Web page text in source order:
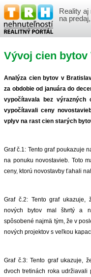
Reality aj
na
NEHNUTEĽNOSTI
BYTY
DOMY
NOVOSTAVBY
NEBYTOVÉ PRIESTORY
POZEMKY
VLOŽIŤ NEHNUTEĽNOSTI
MOJE REALITY
PRIHLÁSENIE
REGISTRÁCIA
VÝVOJ CIEN REALÍT
ČLÁNKY O REALITÁCH
PRÁVNA PORADŇA
O NÁS
O NÁS
CENNÍK REALITNEJ INZERCIE
ZVÝRAZNENIE REALITNÝCH INZERÁTOV
REKLAMA
Vývoj cien bytov
Analýza cien bytov v
za obdobie od januára do
vypočítavala bez výrazných
vypočítavali ceny
vplyv na rast cien starých
Graf č.1: Tento graf poukazuje
na ponuku novostavieb. Toto
ceny, ktorú novostavby ťahali
Graf č.2: Tento graf ukazuje,
nových bytov mal štvrtý a
spôsobené najmä tým, že v
nových projektov s veľkou
Graf č.3: Tento graf ukazuje,
dvoch tretinách roka udržiavali